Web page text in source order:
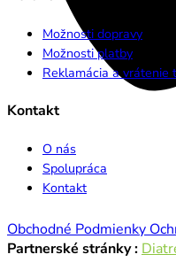
Možnosti dopravy
Možnosti platby
Reklamácia a vrátenie
Kontakt
O nás
Spolupráca
Kontakt
Obchodné Podmienky
Partnerské stránky :